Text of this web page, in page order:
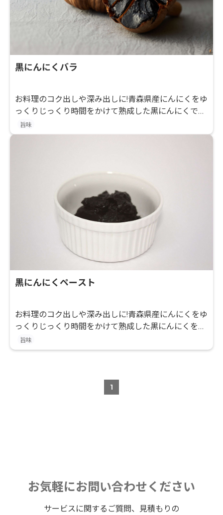
黒にんにくバラ
お料理のコク出しや深み出しに!青森県産にんにくをゆ
っくりじっくり時間をかけて熟成した黒にんにくで
す。
旨味
黒にんにくペースト
お料理のコク出しや深み出しに!青森県産にんにくをゆ
っくりじっくり時間をかけて熟成した黒にんにくをペ
ーストにしました!
旨味
1
お気軽にお問い合わせください
サービスに関するご質問、見積もりの